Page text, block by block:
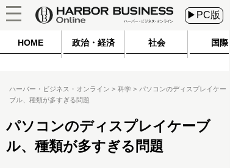
▶PC版
HOME 政治・経済 社会 国際
ハーバー・ビジネス・オンライン 科学
パソコンのディスプレイケー
ブル、種類が多すぎる問題
パソコンのディスプレイケーブ
ル、種類が多すぎる問題